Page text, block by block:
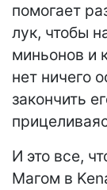
помогает
лук, чтобы
миньонов и
нет ничего
закончить
И это все,
Магом в